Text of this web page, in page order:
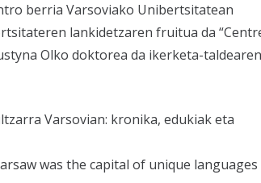
berria Varsoviako Unibertsitatean
lankidetzaren fruitua da
Olko doktorea da ikerketa-
Varsovian: kronika, edukiak eta
was the capital of unique